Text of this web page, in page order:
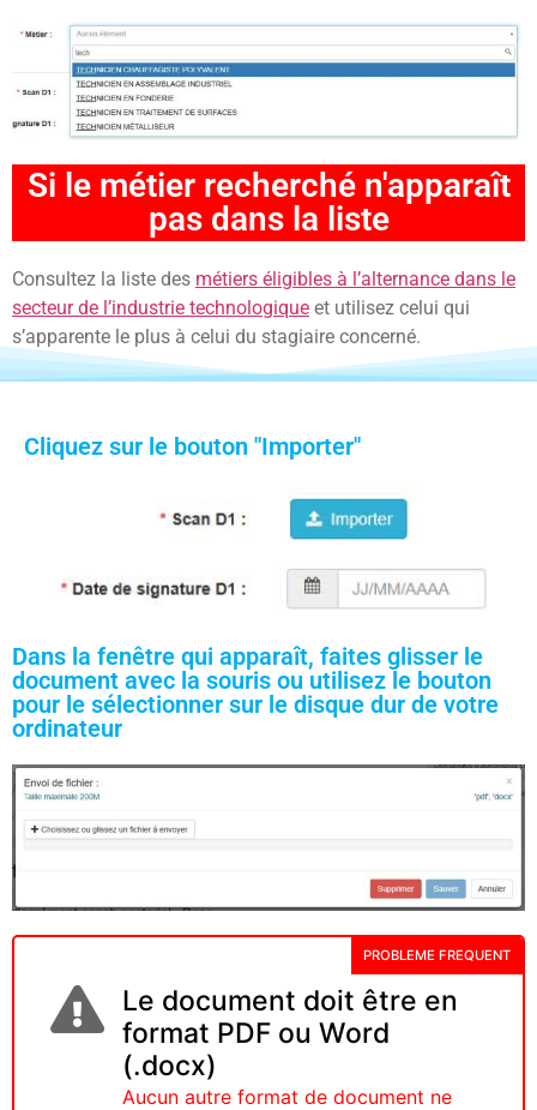
Si le métier recherché n'apparaît
pas dans la liste
Consultez la liste des métiers éligibles à l’alternance dans le
secteur de l’industrie technologique et utilisez celui qui
s’apparente le plus à celui du stagiaire concerné.
Cliquez sur le bouton "Importer"
Dans la fenêtre qui apparaît, faites glisser le
document avec la souris ou utilisez le bouton
pour le sélectionner sur le disque dur de votre
ordinateur
Le document doit être en
format PDF ou Word
(.docx)
Aucun autre format de document ne
PROBLEME FREQUENT